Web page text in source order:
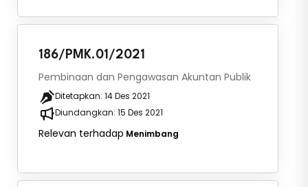
186/PMK.01/2021
Pembinaan dan Pengawasan Akuntan Publik
Ditetapkan: 14 Des 2021
Diundangkan: 15 Des 2021
Relevan terhadap Menimbang